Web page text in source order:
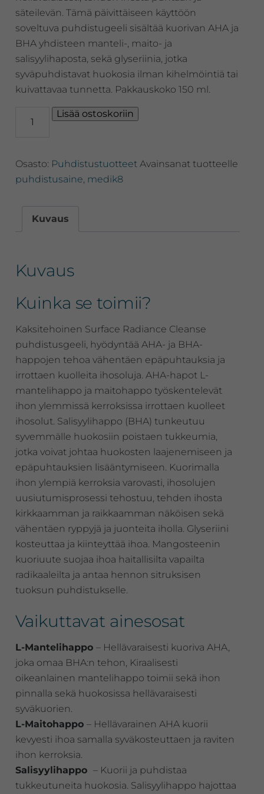
säteilevän. Tämä päivittäiseen käyttöön
soveltuva puhdistugeeli sisältää kuorivan AHA ja
BHA yhdisteen manteli-, maito- ja
salisyylihaposta, sekä glyseriinia, jotka
syväpuhdistavat huokosia ilman kihelmöintiä tai
kuivattavaa tunnetta. Pakkauskoko 150 ml.
Surface
Uudistava
AHA/BHA
Lisää ostoskoriin
Osasto: Puhdistustuotteet Avainsanat tuotteelle
puhdistusaine, medik8
Kuvaus
Kuvaus
Kuinka se toimii?
Kaksitehoinen Surface Radiance Cleanse
puhdistusgeeli, hyödyntää AHA- ja BHA-
happojen tehoa vähentäen epäpuhtauksia ja
irrottaen kuolleita ihosoluja. AHA-hapot L-
mantelihappo ja maitohappo työskentelevät
ihon ylemmissä kerroksissa irrottaen kuolleet
ihosolut. Salisyylihappo (BHA) tunkeutuu
syvemmälle huokosiin poistaen tukkeumia,
jotka voivat johtaa huokosten laajenemiseen ja
epäpuhtauksien lisääntymiseen. Kuorimalla
ihon ylempiä kerroksia varovasti, ihosolujen
uusiutumisprosessi tehostuu, tehden ihosta
kirkkaamman ja raikkaamman näköisen sekä
vähentäen ryppyjä ja juonteita iholla. Glyseriini
kosteuttaa ja kiinteyttää ihoa. Mangosteenin
kuoriuute suojaa ihoa haitallisilta vapailta
radikaaleilta ja antaa hennon sitruksisen
tuoksun puhdistukselle.
Vaikuttavat ainesosat
L-Mantelihappo – Hellävaraisesti kuoriva AHA,
joka omaa BHA:n tehon, Kiraalisesti
oikeanlainen mantelihappo toimii sekä ihon
pinnalla sekä huokosissa hellävaraisesti
syväkuorien.
L-Maitohappo – Hellävarainen AHA kuorii
kevyesti ihoa samalla syväkosteuttaen ja raviten
ihon kerroksia.
Salisyylihappo – Kuorii ja puhdistaa
tukkeutuneita huokosia. Salisyylihappo hajottaa